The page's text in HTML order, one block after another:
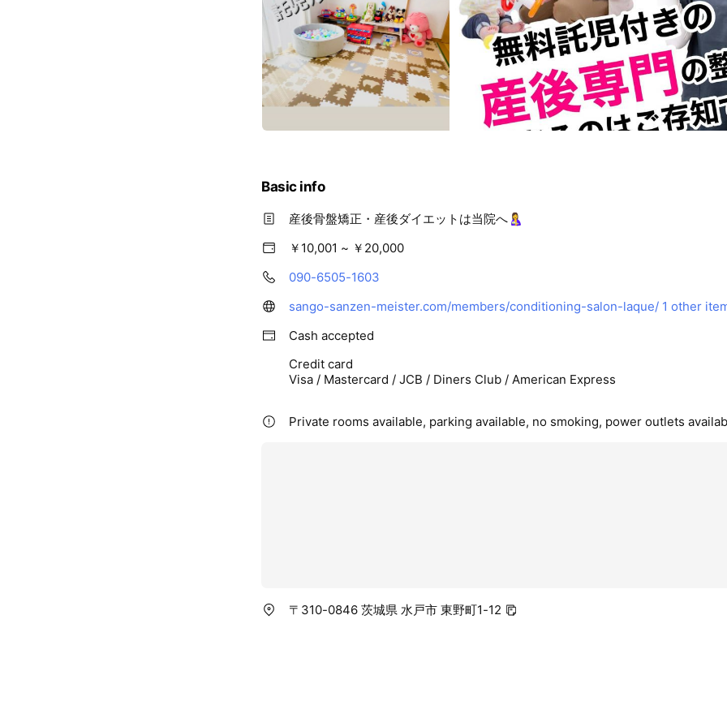
Basic info
産後骨盤矯正・産後ダイエットは当院へ🤱
￥10,001 ~ ￥20,000
090-6505-1603
sango-sanzen-meister.com/members/conditioning-salon-laque/ 1 other
Cash accepted
Credit card
Visa / Mastercard / JCB / Diners Club / American Express
Private rooms available, parking available, no smoking, power outlets
〒310-0846 茨城県 水戸市 東野町1-12